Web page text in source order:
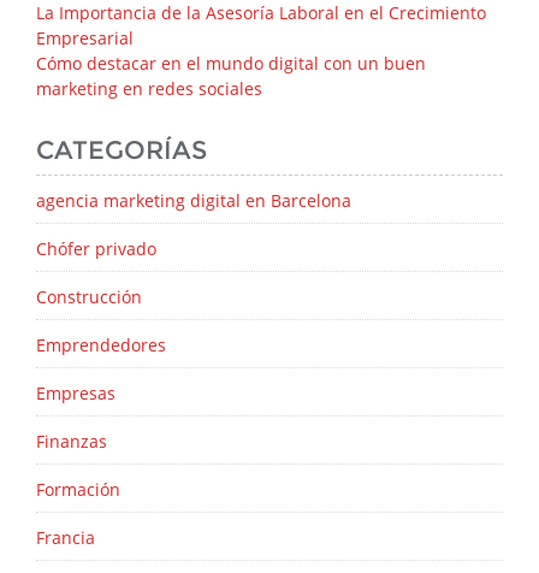
La Importancia de la Asesoría Laboral en el Crecimiento
Empresarial
Cómo destacar en el mundo digital con un buen
marketing en redes sociales
CATEGORÍAS
agencia marketing digital en Barcelona
Chófer privado
Construcción
Emprendedores
Empresas
Finanzas
Formación
Francia